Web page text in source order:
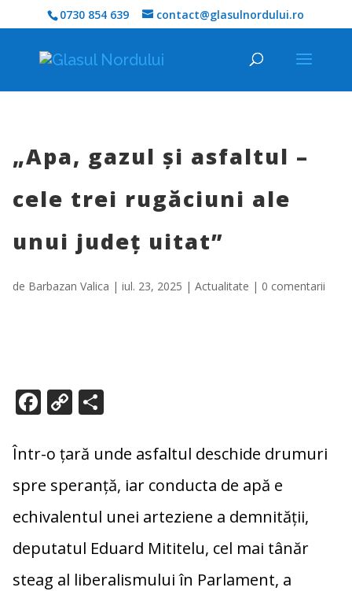
0730 854 639 contact@glasulnordului.ro
„Apa, gazul și asfaltul –
cele trei rugăciuni ale
unui județ uitat”
de Barbazan Valica | iul. 23, 2025 | Actualitate | 0 comentarii
F
e
b
o
o
k
C
p
y
Li
n
k
P
ta
je
az
ă
Într-o țară unde asfaltul deschide drumuri
spre speranță, iar conducta de apă e
echivalentul unei arteziene a demnității,
deputatul Eduard Mititelu, cel mai tânăr
steag al liberalismului în Parlament, a